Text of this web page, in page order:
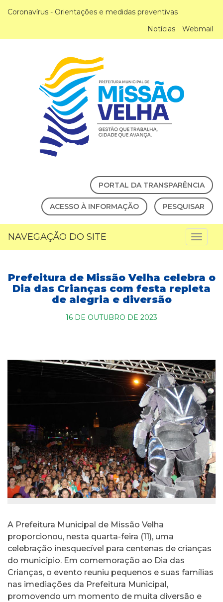
Coronavírus - Orientações e medidas preventivas
Notícias
Webmail
PORTAL DA TRANSPARÊNCIA
ACESSO À INFORMAÇÃO PESQUISAR
NAVEGAÇÃO DO SITE
Prefeitura de Missão Velha celebra o
Dia das Crianças com festa repleta
de alegria e diversão
16 DE OUTUBRO DE 2023
A Prefeitura Municipal de Missão Velha
proporcionou, nesta quarta-feira (11), uma
celebração inesquecível para centenas de crianças
do município. Em comemoração ao Dia das
Crianças, o evento reuniu pequenos e suas famílias
nas imediações da Prefeitura Municipal,
promovendo um momento de muita diversão e